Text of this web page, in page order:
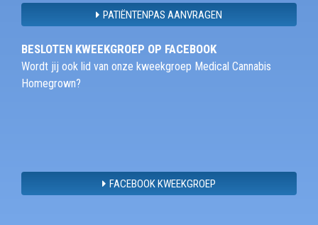
PATIËNTENPAS AANVRAGEN
BESLOTEN KWEEKGROEP OP FACEBOOK
Wordt jij ook lid van onze kweekgroep Medical Cannabis
Homegrown?
FACEBOOK KWEEKGROEP